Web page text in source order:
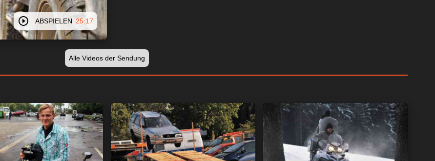
ABSPIELEN 25:17
Alle Videos der Sendung